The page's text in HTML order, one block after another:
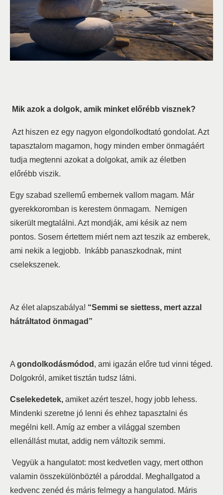
Mik azok a dolgok, amik minket előrébb visznek?
Azt hiszen ez egy nagyon elgondolkodtató gondolat. Azt
tapasztalom magamon, hogy minden ember önmagáért
tudja megtenni azokat a dolgokat, amik az életben
előrébb viszik.
Egy szabad szellemű embernek vallom magam. Már
gyerekkoromban is kerestem önmagam. Nemigen
sikerült megtalálni. Azt mondják, ami késik az nem
pontos. Sosem értettem miért nem azt teszik az emberek,
ami nekik a legjobb. Inkább panaszkodnak, mint
cselekszenek.
Az élet alapszabálya! “Semmi se siettess, mert azzal
hátráltatod önmagad”
A gondolkodásmódod , ami igazán előre tud vinni téged.
Dolgokról, amiket tisztán tudsz látni.
Cselekedetek, amiket azért teszel, hogy jobb lehess.
Mindenki szeretne jó lenni és ehhez tapasztalni és
megélni kell. Amíg az ember a világgal szemben
ellenállást mutat, addig nem változik semmi.
Vegyük a hangulatot: most kedvetlen vagy, mert otthon
valamin összekülönböztél a pároddal. Meghallgatod a
kedvenc zenéd és máris felmegy a hangulatod. Máris